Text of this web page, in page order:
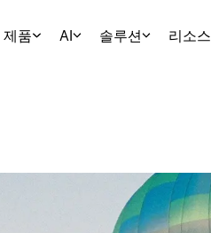
제품 AI 솔루션 리소스